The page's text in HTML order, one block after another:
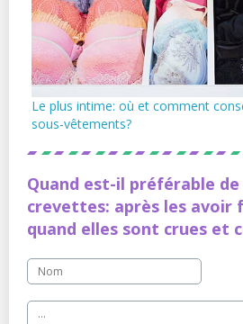
Le plus intime: où et comment
sous-vêtements?
Quand est-il préférable
crevettes: après les avoir
quand elles sont crues et